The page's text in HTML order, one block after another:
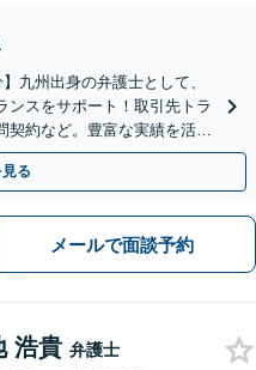
九州出身の弁護士として、
ンスをサポート！取引先トラ
契約など。豊富な実績を活か
初回相談無料】
る
メールで面談予約
浩貴 弁護士